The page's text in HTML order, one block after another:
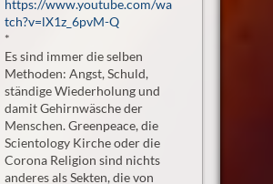
https://www.youtube.com/wa
tch?v=lX1z_6pvM-Q
*
Es sind immer die selben
Methoden: Angst, Schuld,
ständige Wiederholung und
damit Gehirnwäsche der
Menschen. Greenpeace, die
Scientology Kirche oder die
Corona Religion sind nichts
anderes als Sekten, die von